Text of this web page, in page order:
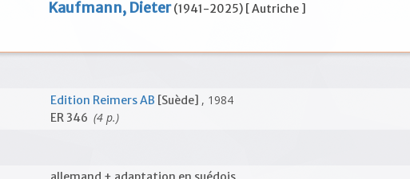
Kaufmann, Dieter (1941-2025) [ Autriche ]
Edition Reimers AB [Suède] , 1984
ER 346 (4 p.)